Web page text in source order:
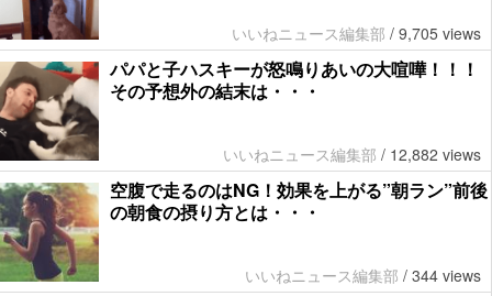
いいねニュース編集部 / 9,705 views
パパと子ハスキーが怒鳴りあいの大喧嘩！！！
その予想外の結末は・・・
いいねニュース編集部 / 12,882 views
空腹で走るのはNG！効果を上がる”朝ラン”前後
の朝食の摂り方とは・・・
いいねニュース編集部 / 344 views